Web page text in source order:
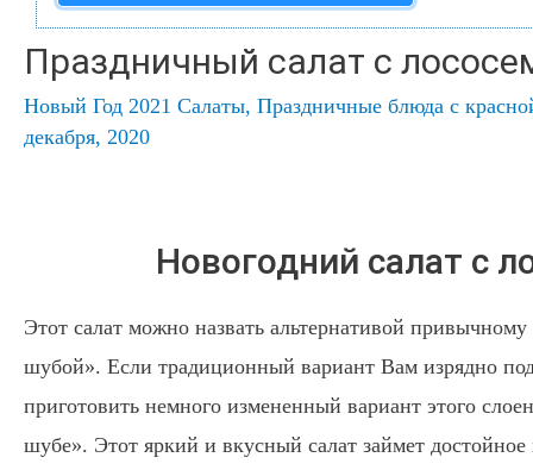
Праздничный салат с
Новый Год 2021 Салаты, Праздничные блюда с
декабря, 2020
Новогодний салат с
Этот салат можно назвать альтернативой привычному
шубой». Если традиционный вариант Вам изрядно
приготовить немного измененный вариант этого
шубе». Этот яркий и вкусный салат займет